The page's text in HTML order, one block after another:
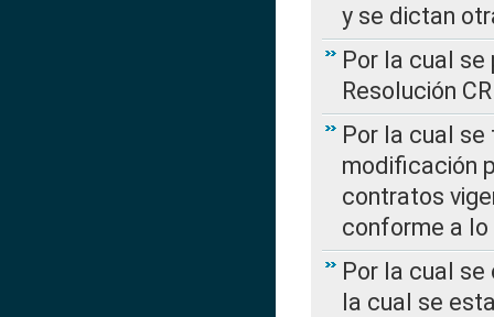
y se dictan
Por la cual
Resolución
Por la cual
modificación
contratos
conforme a lo
Por la cual se
la cual se